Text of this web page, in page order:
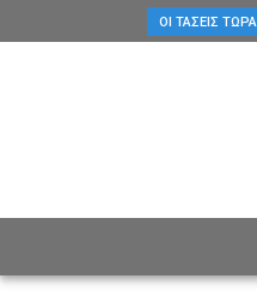
ΟΙ ΤΆΣΕΙΣ ΤΏΡΑ